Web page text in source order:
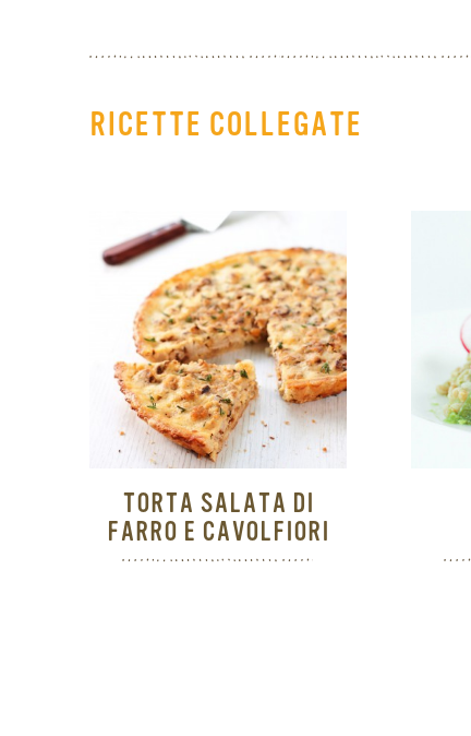
RICETTE COLLEGATE
TORTA SALATA DI
FARRO E CAVOLFIORI